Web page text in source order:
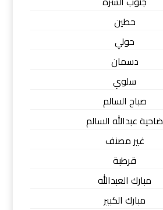
حطين
حولي
دسمان
سلوي
صباح السالم
ضاحية عبدالله السالم
غير مصنف
قرطبة
مبارك العبدالله
مبارك الكبير